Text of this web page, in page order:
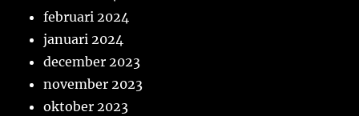
februari 2024
januari 2024
december 2023
november 2023
oktober 2023